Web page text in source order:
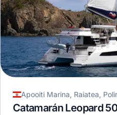
Apooiti Marina, Raiatea,
Catamarán Leopard